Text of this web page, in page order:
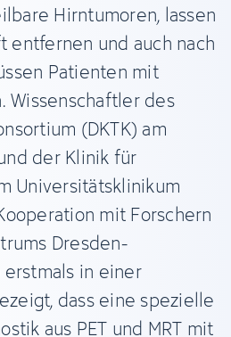
Hirntumoren, lassen
entfernen und auch nach
Patienten mit
Wissenschaftler des
(DKTK) am
der Klinik für
Universitätsklinikum
mit Forschern
Dresden-
erstmals in einer
dass eine spezielle
aus PET und MRT mit